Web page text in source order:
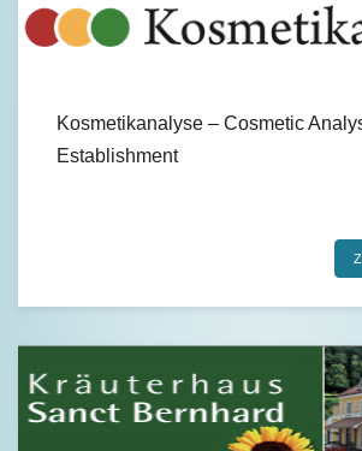
Kosmetikanalyse – Cosmetic
Establishment